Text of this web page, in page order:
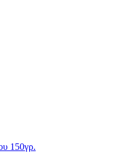
150γρ.